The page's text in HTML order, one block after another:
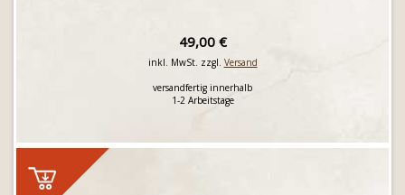
49,00 €
inkl. MwSt. zzgl. Versand
versandfertig innerhalb
1-2 Arbeitstage